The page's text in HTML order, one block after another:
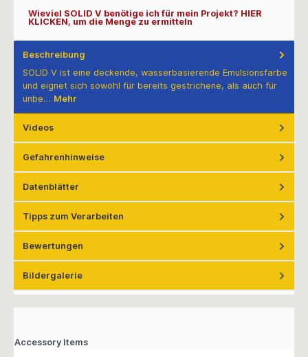
Wieviel SOLID V benötige ich für mein Projekt? HIER
KLICKEN, um die Menge zu ermitteln
Beschreibung
SOLID V ist eine deckende, wasserbasierende Emulsionsfarbe
und eignet sich sowohl für bereits gestrichene, als auch für
unbe… Mehr
Videos
Gefahrenhinweise
Datenblätter
Tipps zum Verarbeiten
Bewertungen
Bildergalerie
Accessory Items